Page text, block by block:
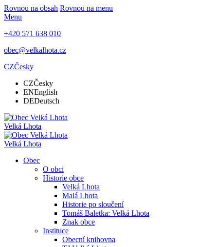
Rovnou na obsah Rovnou na menu
Menu
+420 571 638 010
obec@velkalhota.cz
CZČesky
CZČesky
ENEnglish
DEDeutsch
Velká Lhota
Velká Lhota
Obec
O obci
Historie obce
Velká Lhota
Malá Lhota
Historie po sloučení
Tomáš Baletka: Velká Lhota
Znak obce
Instituce
Obecní knihovna